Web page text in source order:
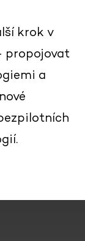
krok v
propojovat
a